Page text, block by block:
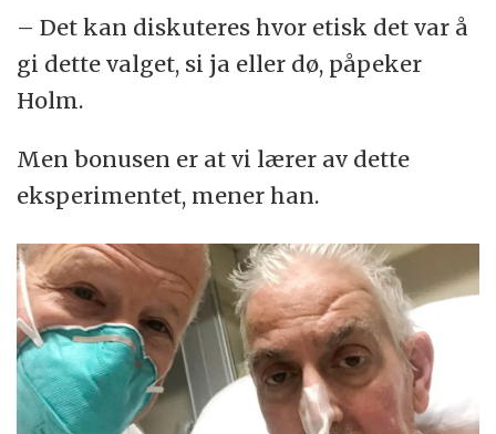
– Det kan diskuteres hvor etisk det var å
gi dette valget, si ja eller dø, påpeker
Holm.
Men bonusen er at vi lærer av dette
eksperimentet, mener han.